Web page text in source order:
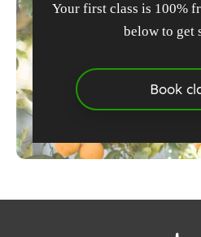
Your first class is 100%
below to get
Book